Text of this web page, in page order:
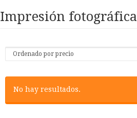
Impresión fotográfica
No hay resultados.